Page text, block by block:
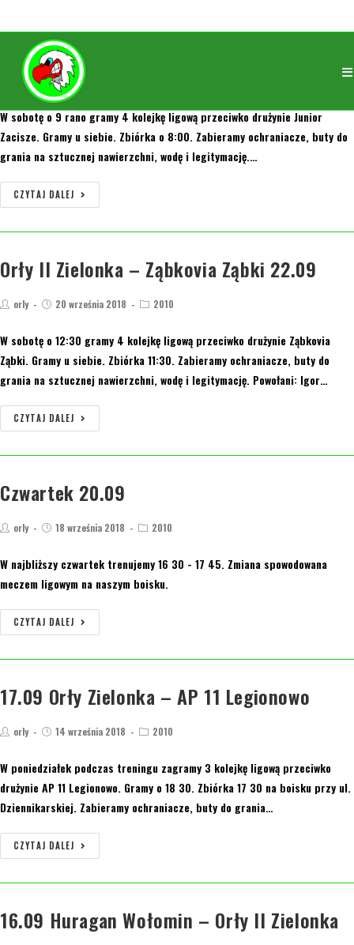
Orły Zielonka – Junior Zacisze 22.09
orly 20 września 2018
W sobotę o 9 rano gramy 4 kolejkę ligową przeciwko drużynie Junior
Zacisze. Gramy u siebie. Zbiórka o 8:00. Zabieramy ochraniacze, buty do
grania na sztucznej nawierzchni, wodę i legitymację.…
CZYTAJ DALEJ
Orły II Zielonka – Ząbkovia Ząbki 22.09
orly 20 września 2018 2010
W sobotę o 12:30 gramy 4 kolejkę ligową przeciwko drużynie Ząbkovia
Ząbki. Gramy u siebie. Zbiórka 11:30. Zabieramy ochraniacze, buty do
grania na sztucznej nawierzchni, wodę i legitymację. Powołani: Igor…
CZYTAJ DALEJ
Czwartek 20.09
orly 18 września 2018 2010
W najbliższy czwartek trenujemy 16 30 - 17 45. Zmiana spowodowana
meczem ligowym na naszym boisku.
CZYTAJ DALEJ
17.09 Orły Zielonka – AP 11 Legionowo
orly 14 września 2018 2010
W poniedziałek podczas treningu zagramy 3 kolejkę ligową przeciwko
drużynie AP 11 Legionowo. Gramy o 18 30. Zbiórka 17 30 na boisku przy ul.
Dziennikarskiej. Zabieramy ochraniacze, buty do grania…
CZYTAJ DALEJ
16.09 Huragan Wołomin – Orły II Zielonka